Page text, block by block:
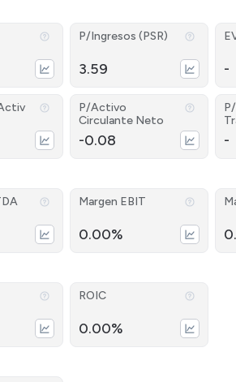
P/Ingresos (PSR)
3.59 -
P/Activo
Circulante Neto
-0.08 -
Margen EBIT
0.00%
ROIC
0.00%